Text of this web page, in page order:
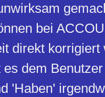
bei
direkt korrigiert
dem
'Haben'